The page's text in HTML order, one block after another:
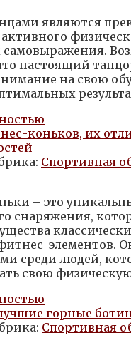
являются
самовыражения.
настоящий
на свою
коньков, их
Спортивная
– это
снаряжения,
элементов.
среди людей,
свою
горные
Спортивная